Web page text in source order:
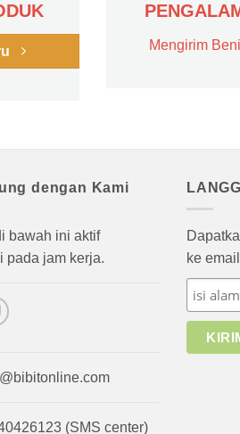
Mengirim
dengan Kami
bawah ini aktif
pada jam kerja.
(SMS center)
ke